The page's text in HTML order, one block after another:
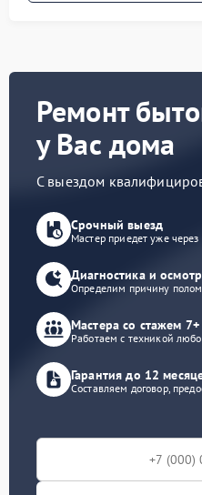
Ремонт
у Вас дома
С выездом
Срочный выезд
Мастер приедет уже
Диагностика и
Определим причину
Мастера со стажем 7+
Работаем с техникой
Гарантия до 12
Составляем договор,